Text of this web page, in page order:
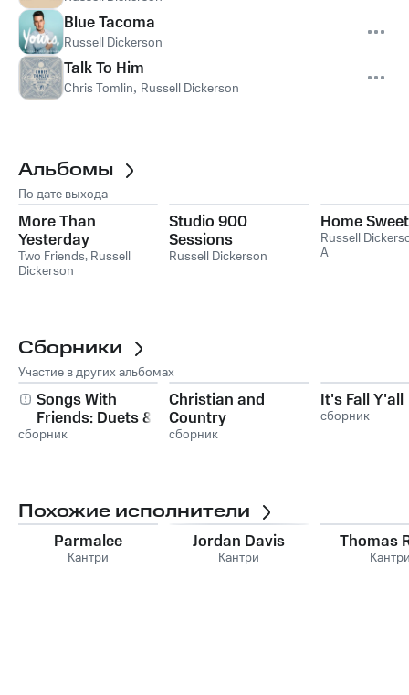
Blue Tacoma
Russell Dickerson
Talk To Him
Chris Tomlin, Russell Dickerson
Альбомы
По дате выхода
More Than
Yesterday
Two Friends, Russell
Dickerson
Studio 900
Sessions
Russell Dickerson
Home Sweet
Russell
A
Сборники
Участие в других альбомах
Songs With
Friends: Duets &
More 2023
сборник
Christian and
Country
сборник
It's Fall Y'all
сборник
Похожие исполнители
Parmalee
Кантри
Jordan Davis
Кантри
Thomas